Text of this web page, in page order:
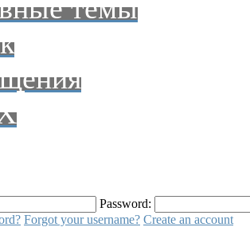
темы
Password:
Forgot your username? Create an account